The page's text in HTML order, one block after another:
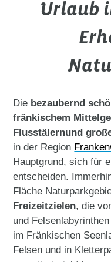
Urlaub
Die bezaubernd
fränkischem
Flusstälernund
in der Region
Hauptgrund, sich für
entscheiden.
Fläche
Freizeitzielen, die
und
im Fränkischen
Felsen und in